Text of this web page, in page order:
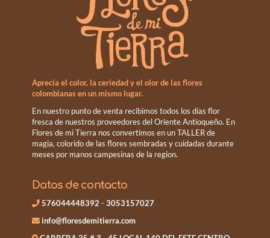
Aprecia el color, la ceriedad y el olor de las flores
colombianas en un mismo lugar.
En nuestro punto de venta recibimos todos los días flor
fresca de nuestros proveedores del Oriente Antioqueño. En
Flores de mi Tierra nos convertimos en un TALLER de
magia, colorido de las flores sembradas y cuidadas durante
meses por manos campesinas de la region.
Datos de contacto
576044448392 -3053157027
info@floresdemitierra.com